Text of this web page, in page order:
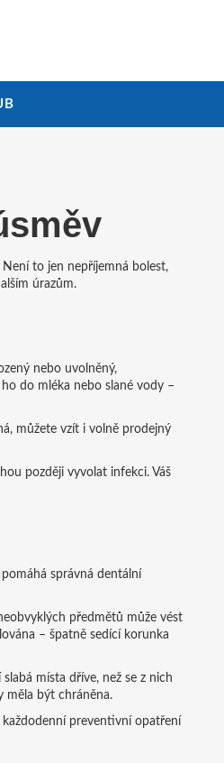
to jen nepříjemná bolest,
úrazům.
nebo uvolněný,
do mléka nebo slané vody –
můžete vzít i volně prodejný
později vyvolat infekci. Váš
správná dentální
předmětů může vést
– špatně sedící korunka
místa dříve, než se z nich
měla být chráněna.
preventivní opatření